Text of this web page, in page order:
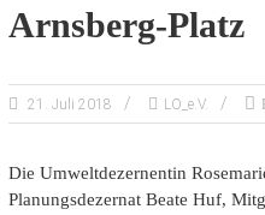
Arnsberg-Platz
21. Juli 2018 LO_e.V.
Die Umweltdezernentin
Planungsdezernat Beate Huf,